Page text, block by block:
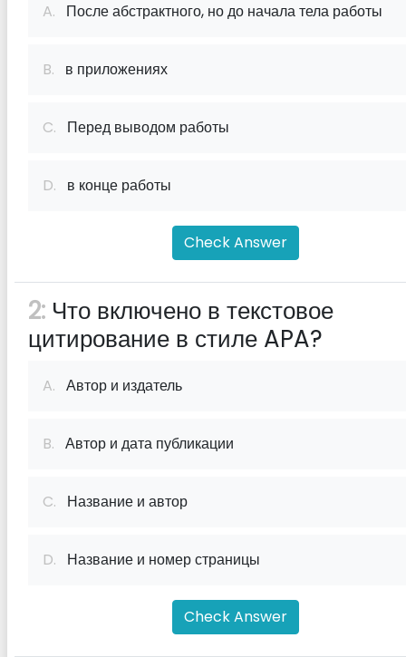
A. После абстрактного, но до начала тела работы
B. в приложениях
C. Перед выводом работы
D. в конце работы
Check Answer
2: Что включено в текстовое
цитирование в стиле APA?
A. Автор и издатель
B. Автор и дата публикации
C. Название и автор
D. Название и номер страницы
Check Answer